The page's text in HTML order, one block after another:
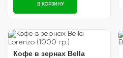
В КОРЗИНУ
Кофе в зернах Bella